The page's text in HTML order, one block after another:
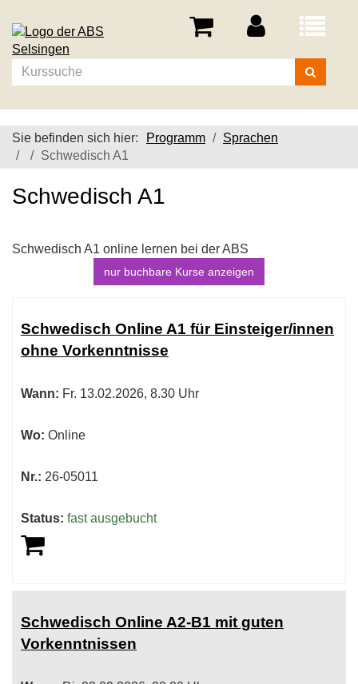
Menü
Kurse
suchen
Sie befinden sich hier: Programm
Sprachen
Schwedisch A1
Schwedisch A1
Schwedisch A1 online lernen bei der ABS
nur buchbare Kurse anzeigen
Tabellenüberschriften
können
sortiert
Schwedisch Online A1 für Einsteiger/innen
ohne Vorkenntnisse
Wann: Fr. 13.02.2026, 8.30 Uhr
Wo: Online
Nr.: 26-05011
Status: fast ausgebucht
Schwedisch Online A2-B1 mit guten
Vorkenntnissen